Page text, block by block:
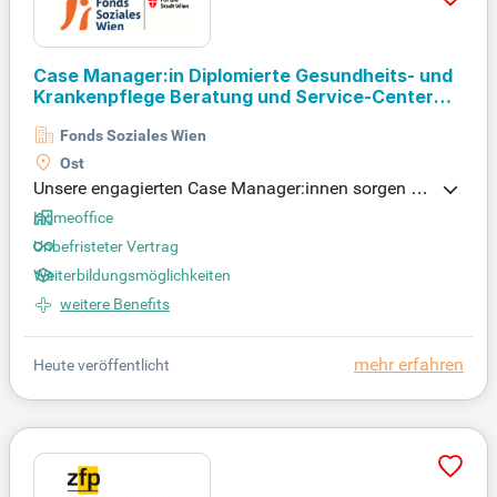
erer Menschen aktiv mit!
Case Manager:in Diplomierte Gesundheits- und
Krankenpflege Beratung und Service-Center
Fonds Soziales Wien
Ost
Unsere engagierten Case Manager:innen sorgen da
für, dass Familien bestens betreut werden. Vertraue
n Sie auf unsere Unterstützung, um Ihren Angehöri
gen die optimale Versorgung zu bieten und zugleic
h eigene Freiräume im Alltag zu gewinnen.
Homeoffice
Unbefristeter Vertrag
Weiterbildungsmöglichkeiten
weitere Benefits
mehr erfahren
Heute veröffentlicht